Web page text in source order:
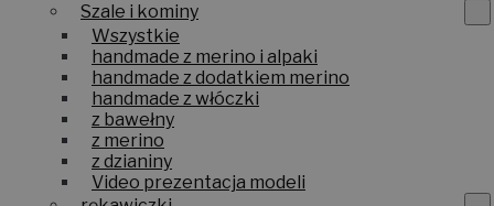
Szale i kominy
Wszystkie
handmade z merino i alpaki
handmade z dodatkiem merino
handmade z włóczki
z bawełny
z merino
z dzianiny
Video prezentacja modeli